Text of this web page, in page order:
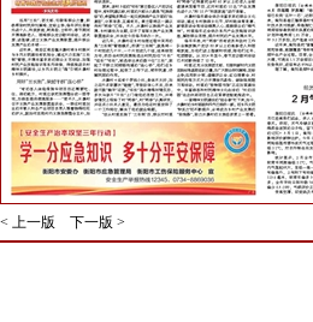
< 上一版 下一版 >